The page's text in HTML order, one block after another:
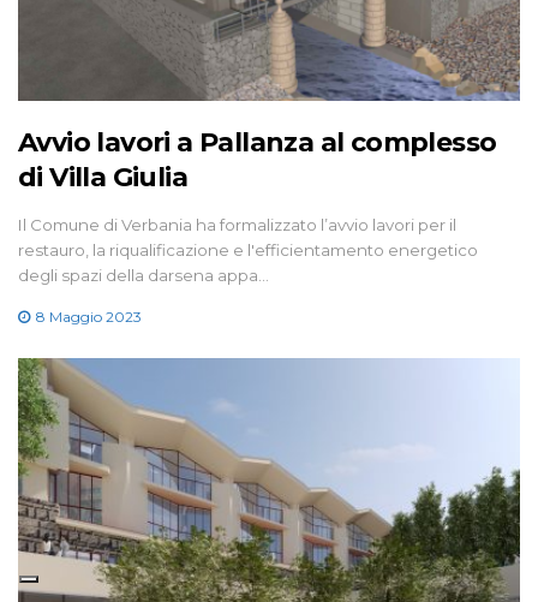
Avvio lavori a Pallanza al complesso
di Villa Giulia
Il Comune di Verbania ha formalizzato l’avvio lavori per il
restauro, la riqualificazione e l'efficientamento energetico
degli spazi della darsena appa…
8 Maggio 2023